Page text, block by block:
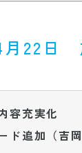
月22日
容充実化
ド追加（吉